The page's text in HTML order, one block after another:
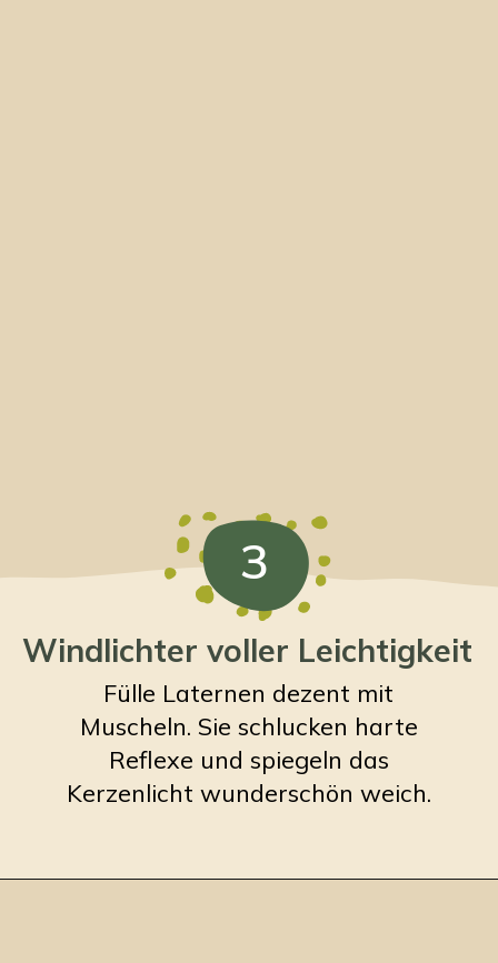
3
Windlichter voller Leichtigkeit
Fülle Laternen dezent mit
Muscheln. Sie schlucken harte
Reflexe und spiegeln das
Kerzenlicht wunderschön weich.